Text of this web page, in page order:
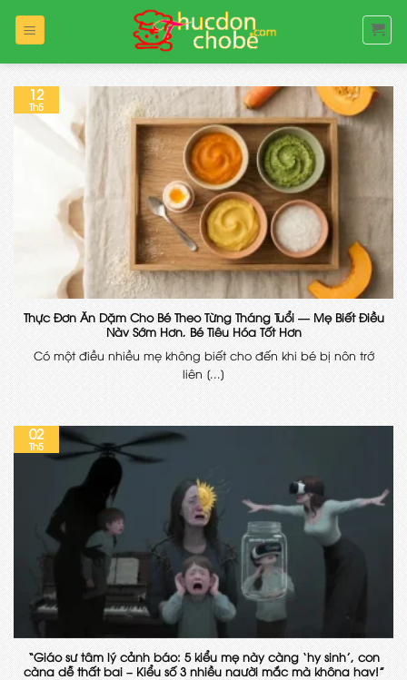
qua
Thực Đơn Ăn Dặm Cho Bé Theo Từng Tháng Tuổi — Mẹ Biết Điều
Này Sớm Hơn, Bé Tiêu Hóa Tốt Hơn
Có một điều nhiều mẹ không biết cho đến khi bé bị nôn trớ
liên [...]
12
Th5
“Giáo sư tâm lý cảnh báo: 5 kiểu mẹ này càng ‘hy sinh’, con
càng dễ thất bại – Kiểu số 3 nhiều người mắc mà không hay!”
02
Th5